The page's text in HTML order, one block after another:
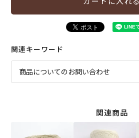
関連キーワード
商品についてのお問い合わせ
関連商品